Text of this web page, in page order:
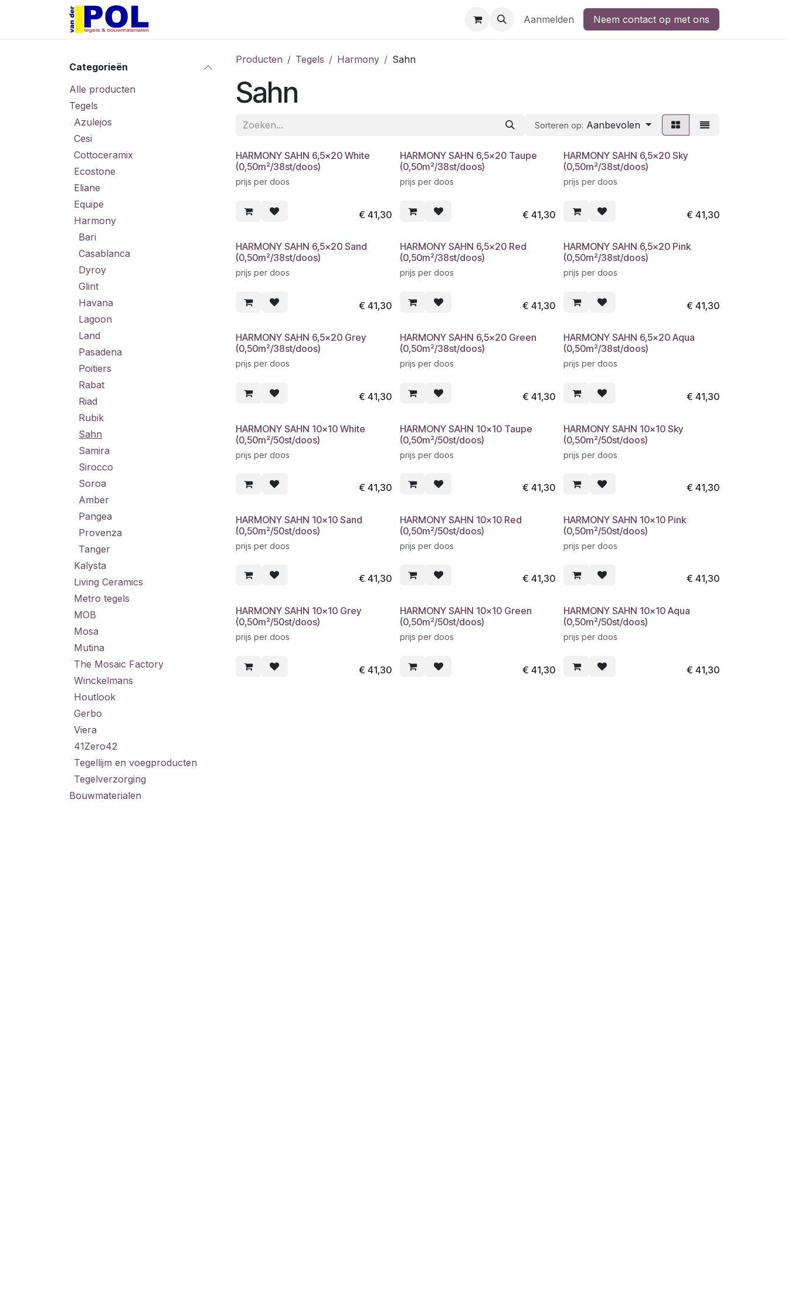
Overslaan naar inhoud
Aanmelden Neem contact op met ons
Categorieën
Alle producten
Tegels
Azulejos
Cesi
Cottoceramix
Ecostone
Eliane
Equipe
Harmony
Bari
Casablanca
Dyroy
Glint
Havana
Lagoon
Land
Pasadena
Poitiers
Rabat
Riad
Rubik
Sahn
Samira
Sirocco
Soroa
Amber
Pangea
Provenza
Tanger
Kalysta
Living Ceramics
Metro tegels
MOB
Mosa
Mutina
The Mosaic Factory
Winckelmans
Houtlook
Gerbo
Viera
41Zero42
Tegellijm en voegproducten
Tegelverzorging
Bouwmaterialen
Producten Tegels Harmony Sahn
Sahn
Sorteren op: Aanbevolen
HARMONY SAHN 6,5x20 White
(0,50m²/38st/doos)
prijs per doos
€ 41,30
HARMONY SAHN 6,5x20 Taupe
(0,50m²/38st/doos)
prijs per doos
€41,30
HARMONY SAHN 6,5x20 Sky
(0,50m²/38st/doos)
prijs per doos
€ 41,30
HARMONY SAHN 6,5x20 Sand
(0,50m²/38st/doos)
prijs per doos
€ 41,30
HARMONY SAHN 6,5x20 Red
(0,50m²/38st/doos)
prijs per doos
€41,30
HARMONY SAHN 6,5x20 Pink
(0,50m²/38st/doos)
prijs per doos
€ 41,30
HARMONY SAHN 6,5x20 Grey
(0,50m²/38st/doos)
prijs per doos
€ 41,30
HARMONY SAHN 6,5x20 Green
(0,50m²/38st/doos)
prijs per doos
€41,30
HARMONY SAHN 6,5x20 Aqua
(0,50m²/38st/doos)
prijs per doos
€ 41,30
HARMONY SAHN 10x10 White
(0,50m²/50st/doos)
prijs per doos
€ 41,30
HARMONY SAHN 10x10 Taupe
(0,50m²/50st/doos)
prijs per doos
€41,30
HARMONY SAHN 10x10 Sky
(0,50m²/50st/doos)
prijs per doos
€ 41,30
HARMONY SAHN 10x10 Sand
(0,50m²/50st/doos)
prijs per doos
€ 41,30
HARMONY SAHN 10x10 Red
(0,50m²/50st/doos)
prijs per doos
€41,30
HARMONY SAHN 10x10 Pink
(0,50m²/50st/doos)
prijs per doos
€ 41,30
HARMONY SAHN 10x10 Grey
(0,50m²/50st/doos)
prijs per doos
€ 41,30
HARMONY SAHN 10x10 Green
(0,50m²/50st/doos)
prijs per doos
€41,30
HARMONY SAHN 10x10 Aqua
(0,50m²/50st/doos)
prijs per doos
€ 41,30